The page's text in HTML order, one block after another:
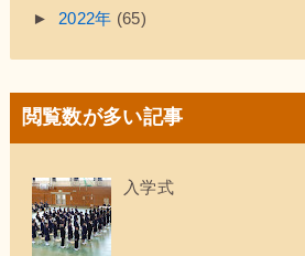
► 2022年 (65)
閲覧数が多い記事
入学式